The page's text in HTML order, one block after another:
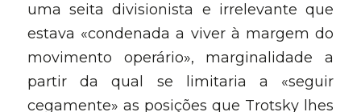
uma seita divisionista e irrelevante que
estava «condenada a viver à margem do
movimento operário», marginalidade a
partir da qual se limitaria a «seguir
cegamente» as posições que Trotsky lhes